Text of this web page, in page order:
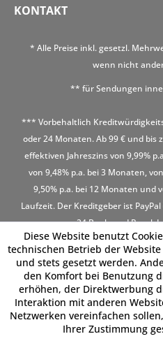
KONTAKT
* Alle Preise inkl. gesetzl.
wenn nicht
** für Sendungen
*** Vorbehaltlich
oder 24 Monaten. Ab 99 € und bis
effektiven Jahreszins von 9,99%
von 9,48% p.a. bei 3 Monaten,
9,50% p.a. bei 12 Monaten und
Laufzeit. Der Kreditgeber ist PayPal
24 Boulevard Royal,
Diese Website benutzt
technischen Betrieb der
und stets gesetzt werden.
den Komfort bei Benutzung
erhöhen, der Direktwerbung
Interaktion mit anderen
Netzwerken vereinfachen
Ihrer Zustimmung